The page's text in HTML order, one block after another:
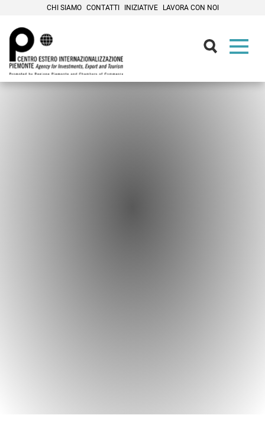
CHI SIAMO CONTATTI INIZIATIVE LAVORA CON NOI